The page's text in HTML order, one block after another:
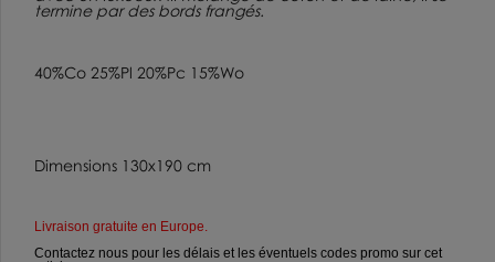
termine par des bords frangés.
40%Co 25%Pl 20%Pc 15%Wo
Dimensions 130x190 cm
Livraison gratuite en Europe.
Contactez nous pour les délais et les éventuels codes promo sur cet